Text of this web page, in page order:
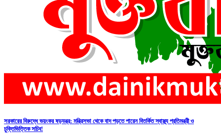
সরকারের বিরুদ্ধে ভয়ংকর ষড়যন্ত্র: মন্ত্রিসভা থেকে বাদ পড়তে পারেন বিতর্কিত স্বাস্থ্য প্রতিমন্ত্রী ও
চুক্তিভিত্তিক সচিব!